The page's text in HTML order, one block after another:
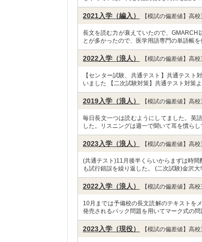
2021入学（編入） 【模試の偏差値】高
長文を読む力が衰えていたので、GMARCH
とが多かったので、医学用語専門の単語帳
2022入学（浪人） 【模試の偏差値】高
【センター試験、共通テスト】共通テス
いました 【二次試験対策】共通テスト対策
2019入学（浪人） 【模試の偏差値】高
毎日長文一つは読むようにしてました。英
した。リスニングは週一で聞いて耳を慣ら
2023入学（浪人） 【模試の偏差値】高
(共通テスト)11月後半くらいからまずは時
も試行錯誤を繰り返した。 (二次試験)金沢
2022入学（浪人） 【模試の偏差値】高
10月までは予備校の長文読解のテキストを
発売されるパック問題を用いてマーク式の
2023入学（現役） 【模試の偏差値】高